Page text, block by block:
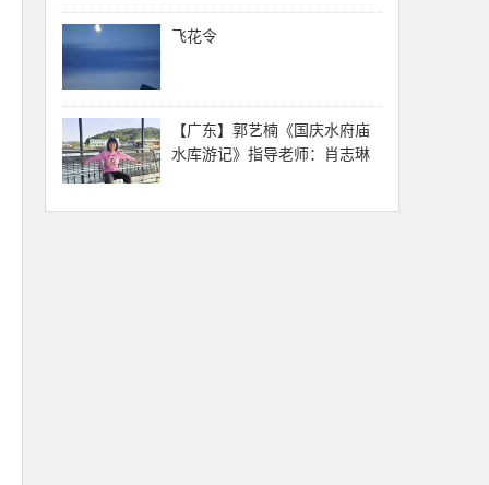
飞花令
【广东】郭艺楠《国庆水府庙
水库游记》指导老师：肖志琳